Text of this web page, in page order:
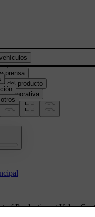
prensa
del producto
corporativa
medios
of Production at Volvo Car